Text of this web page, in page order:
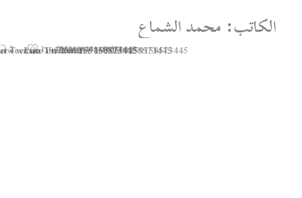
الكاتب: محمد الشماع
Twitter 1950608259158573445
on Twitter 1950608259158573445
2 Like on Twitter 1950608259158573445
1 Twitter
1950608259158573445